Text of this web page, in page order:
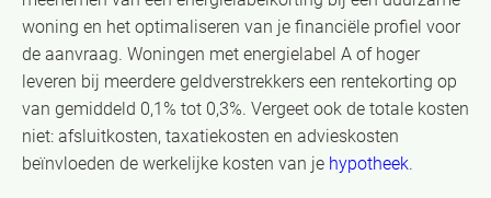
woning en het optimaliseren van je financiële profiel voor
de aanvraag. Woningen met energielabel A of hoger
leveren bij meerdere geldverstrekkers een rentekorting op
van gemiddeld 0,1% tot 0,3%. Vergeet ook de totale kosten
niet: afsluitkosten, taxatiekosten en advieskosten
beïnvloeden de werkelijke kosten van je hypotheek.